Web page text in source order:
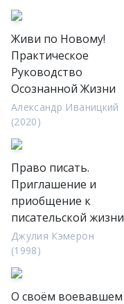
Живи по Новому!
Практическое
Руководство
Осознанной Жизни
Александр Иваницкий
(2020)
Право писать.
Приглашение и
приобщение к
писательской жизни
Джулия Кэмерон
(1998)
О своём воевавшем